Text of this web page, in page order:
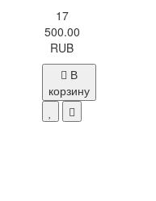
17
500.00
RUB
В
корзину